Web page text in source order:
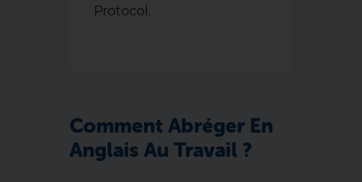
Protocol.
Comment Abréger En
Anglais Au Travail ?